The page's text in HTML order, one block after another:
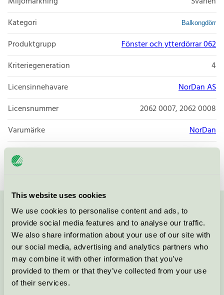
This website uses cookies
We use cookies to personalise content and ads, to
provide social media features and to analyse our traffic.
We also share information about your use of our site with
our social media, advertising and analytics partners who
may combine it with other information that you’ve
provided to them or that they’ve collected from your use
of their services.
Kategori
Balkongdörr
Produktgrupp
Fönster och ytterdörrar 062
Kriteriegeneration
4
Licensinnehavare
NorDan AS
Licensnummer
2062 0007, 2062 0008
Varumärke
NorDan
Licensnummer
2062 0003
Kontakta oss på 08-55 55 24 00eller via formuläret:
Fortsätt